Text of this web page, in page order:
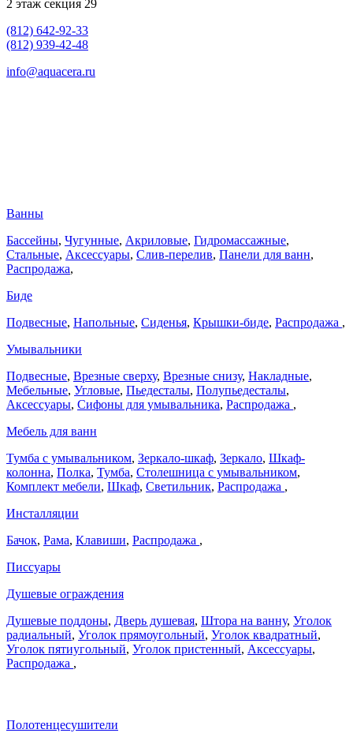
2 этаж секция 29
(812) 642-92-33
(812) 939-42-48
info@aquacera.ru
Ванны
Бассейны, Чугунные, Акриловые, Гидромассажные,
Стальные, Аксессуары, Слив-перелив, Панели для ванн,
Распродажа,
Биде
Подвесные, Напольные, Сиденья, Крышки-биде, Распродажа ,
Умывальники
Подвесные, Врезные сверху, Врезные снизу, Накладные,
Мебельные, Угловые, Пьедесталы, Полупьедесталы,
Аксессуары, Сифоны для умывальника, Распродажа ,
Мебель для ванн
Тумба с умывальником, Зеркало-шкаф, Зеркало, Шкаф-
колонна, Полка, Тумба, Столешница с умывальником,
Комплект мебели, Шкаф, Светильник, Распродажа ,
Инсталляции
Бачок, Рама, Клавиши, Распродажа ,
Писсуары
Душевые ограждения
Душевые поддоны, Дверь душевая, Штора на ванну, Уголок
радиальный, Уголок прямоугольный, Уголок квадратный,
Уголок пятиугольный, Уголок пристенный, Аксессуары,
Распродажа ,
Полотенцесушители